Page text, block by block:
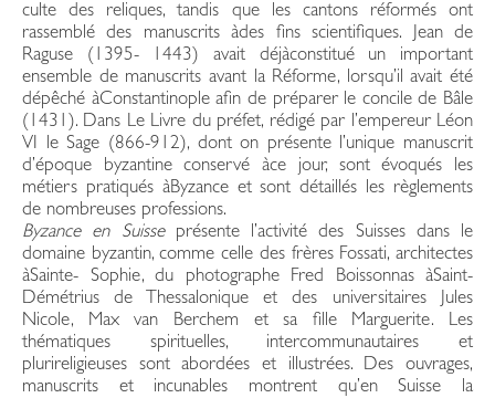
culte des reliques, tandis que les cantons réformés ont
rassemblé des manuscrits àdes fins scientifiques. Jean de
Raguse (1395- 1443) avait déjàconstitué un important
ensemble de manuscrits avant la Réforme, lorsqu’il avait été
dépêché àConstantinople afin de préparer le concile de Bâle
(1431). Dans Le Livre du préfet, rédigé par l’empereur Léon
VI le Sage (866-912), dont on présente l’unique manuscrit
d’époque byzantine conservé àce jour, sont évoqués les
métiers pratiqués àByzance et sont détaillés les règlements
de nombreuses professions.
Byzance en Suisse présente l’activité des Suisses dans le
domaine byzantin, comme celle des frères Fossati, architectes
àSainte- Sophie, du photographe Fred Boissonnas àSaint-
Démétrius de Thessalonique et des universitaires Jules
Nicole, Max van Berchem et sa fille Marguerite. Les
thématiques spirituelles, intercommunautaires et
plurireligieuses sont abordées et illustrées. Des ouvrages,
manuscrits et incunables montrent qu’en Suisse la